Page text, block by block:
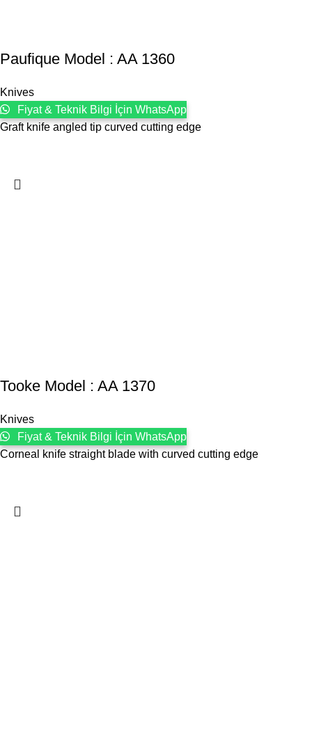
Paufique Model : AA 1360
Knives
Fiyat & Teknik Bilgi İçin WhatsApp
Graft knife angled tip curved cutting edge
Tooke Model : AA 1370
Knives
Fiyat & Teknik Bilgi İçin WhatsApp
Corneal knife straight blade with curved cutting edge